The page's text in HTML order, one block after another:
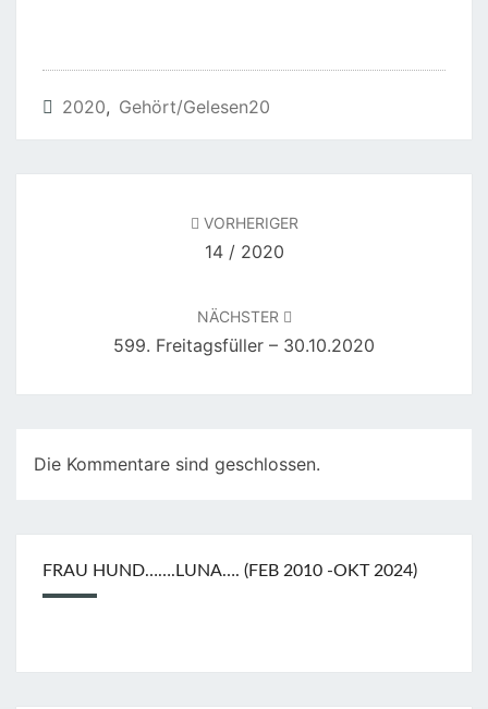
(
B
A
D
5
–
C
N
T
I
2020, Gehört/gelesen20
VORHERIGER
14 / 2020
NÄCHSTER
599. Freitagsfüller – 30.10.2020
Die Kommentare sind geschlossen.
FRAU HUND…….LUNA…. (FEB 2010 -OKT 2024)